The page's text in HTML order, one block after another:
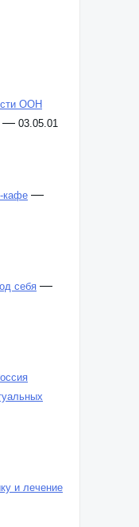
ООН
— 03.05.01
кафе —
себя —
и лечение